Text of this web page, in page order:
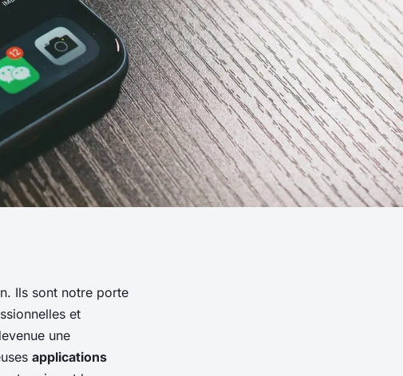
Ils sont notre porte
et
une
applications